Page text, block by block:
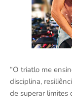
“O triatlo me
disciplina,
de superar limites